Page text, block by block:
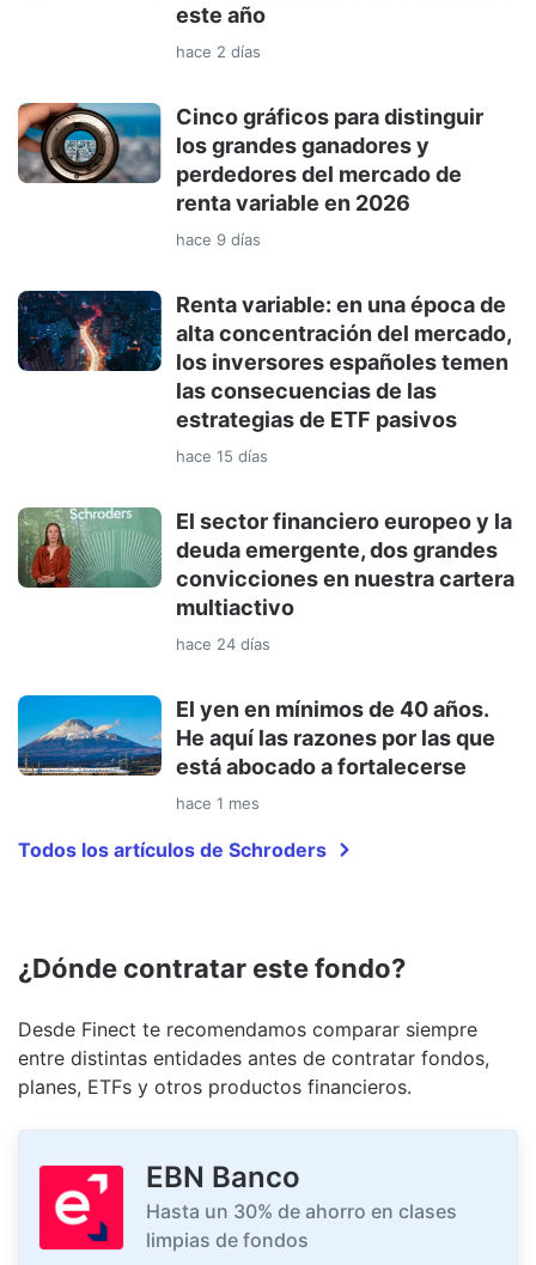
este año
hace 2 días
Cinco gráficos para distinguir
los grandes ganadores y
perdedores del mercado de
renta variable en 2026
hace 9 días
Renta variable: en una época de
alta concentración del mercado,
los inversores españoles temen
las consecuencias de las
estrategias de ETF pasivos
hace 15 días
El sector financiero europeo y la
deuda emergente, dos grandes
convicciones en nuestra cartera
multiactivo
hace 24 días
El yen en mínimos de 40 años.
He aquí las razones por las que
está abocado a fortalecerse
hace 1 mes
Todos los artículos de Schroders
¿Dónde contratar este fondo?
Desde Finect te recomendamos comparar siempre
entre distintas entidades antes de contratar fondos,
planes, ETFs y otros productos financieros.
EBN Banco
Hasta un 30% de ahorro en clases
limpias de fondos